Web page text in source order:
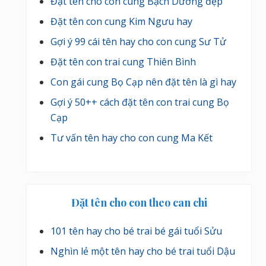
Đặt tên con cung Kim Ngưu hay
Gợi ý 99 cái tên hay cho con cung Sư Tử
Đặt tên con trai cung Thiên Bình
Con gái cung Bọ Cạp nên đặt tên là gì hay
Gợi ý 50++ cách đặt tên con trai cung Bọ
Cạp
Tư vấn tên hay cho con cung Ma Kết
Đặt tên cho con theo can chi
101 tên hay cho bé trai bé gái tuổi Sửu
Nghìn lẻ một tên hay cho bé trai tuổi Dậu